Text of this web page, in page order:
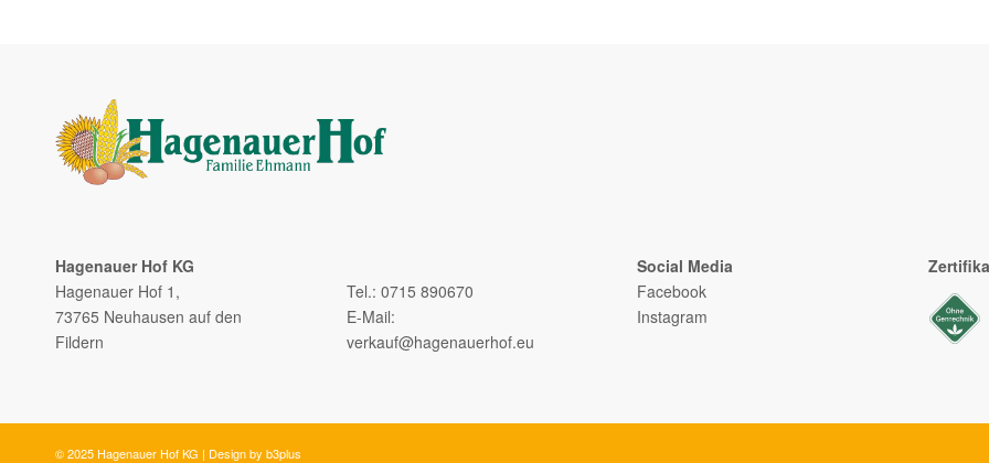
Hagenauer Hof KG
Hagenauer Hof 1,
73765 Neuhausen auf den
Fildern
Tel.: 0715 890670
E-Mail:
verkauf@hagenauerhof.eu
Social Media
Facebook
Instagram
© 2025 Hagenauer Hof KG | Design by b3plus